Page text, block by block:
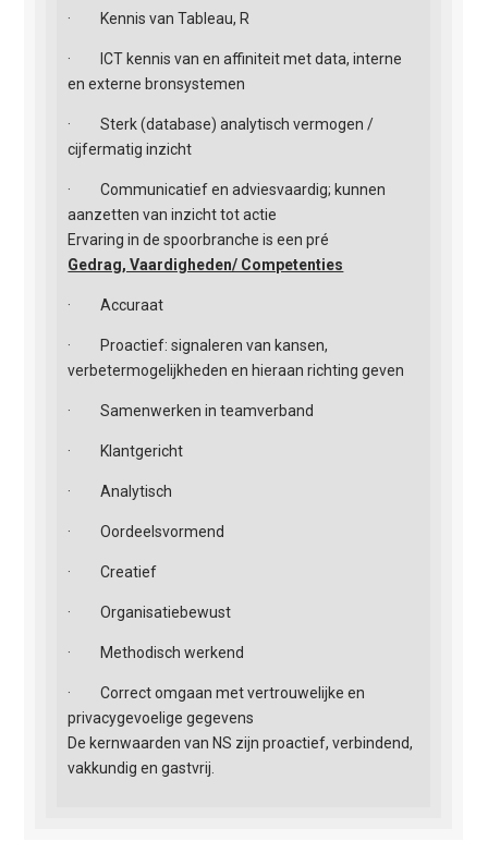
· Kennis van Tableau, R
· ICT kennis van en affiniteit met data, interne
en externe bronsystemen
· Sterk (database) analytisch vermogen /
cijfermatig inzicht
· Communicatief en adviesvaardig; kunnen
aanzetten van inzicht tot actie
Ervaring in de spoorbranche is een pré
Gedrag, Vaardigheden/ Competenties
· Accuraat
· Proactief: signaleren van kansen,
verbetermogelijkheden en hieraan richting geven
· Samenwerken in teamverband
· Klantgericht
· Analytisch
· Oordeelsvormend
· Creatief
· Organisatiebewust
· Methodisch werkend
· Correct omgaan met vertrouwelijke en
privacygevoelige gegevens
De kernwaarden van NS zijn proactief, verbindend,
vakkundig en gastvrij.